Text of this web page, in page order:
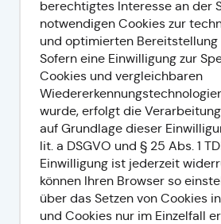
berechtigtes Interesse an der
notwendigen Cookies zur
und optimierten Bereitstellung
Sofern eine Einwilligung zur
Cookies und vergleichbaren
wurde, erfolgt die
auf Grundlage dieser
lit. a DSGVO und § 25 Abs. 1
Einwilligung ist jederzeit
können Ihren Browser so
über das Setzen von Cookies
und Cookies nur im Einzelfall